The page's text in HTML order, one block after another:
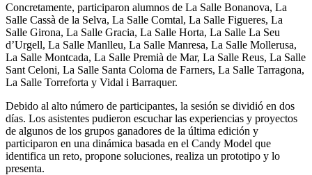
Concretamente, participaron alumnos de La Salle Bonanova, La
Salle Cassà de la Selva, La Salle Comtal, La Salle Figueres, La
Salle Girona, La Salle Gracia, La Salle Horta, La Salle La Seu
d’Urgell, La Salle Manlleu, La Salle Manresa, La Salle Mollerusa,
La Salle Montcada, La Salle Premià de Mar, La Salle Reus, La Salle
Sant Celoni, La Salle Santa Coloma de Farners, La Salle Tarragona,
La Salle Torreforta y Vidal i Barraquer.
Debido al alto número de participantes, la sesión se dividió en dos
días. Los asistentes pudieron escuchar las experiencias y proyectos
de algunos de los grupos ganadores de la última edición y
participaron en una dinámica basada en el Candy Model que
identifica un reto, propone soluciones, realiza un prototipo y lo
presenta.